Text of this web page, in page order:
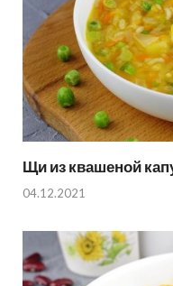
Щи из квашеной
04.12.2021